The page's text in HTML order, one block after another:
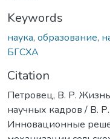
Keywords
наука, образование,
БГСХА
Citation
Петровец, В. Р.
научных кадров / В.
Инновационные